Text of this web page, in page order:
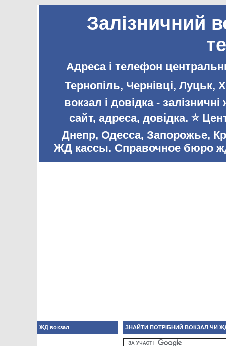
Залізничний
Адреса і телефон
Тернопіль, Чернівці,
вокзал і довідка -
сайт, адреса, довідка. ⭐️
Днепр, Одесса, Запорожье,
ЖД кассы. Справочное бюро
ЗНАЙТИ ПОТРІБНИЙ ВОКЗАЛ ЧИ
ЖД вокзал